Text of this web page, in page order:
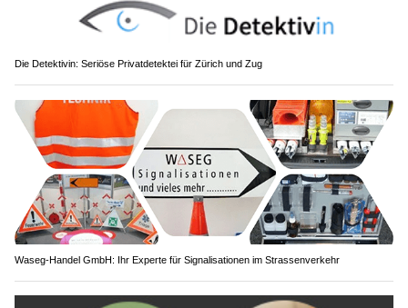
Die Detektivin: Seriöse Privatdetektei für Zürich und Zug
Waseg-Handel GmbH: Ihr Experte für Signalisationen im Strassenverkehr